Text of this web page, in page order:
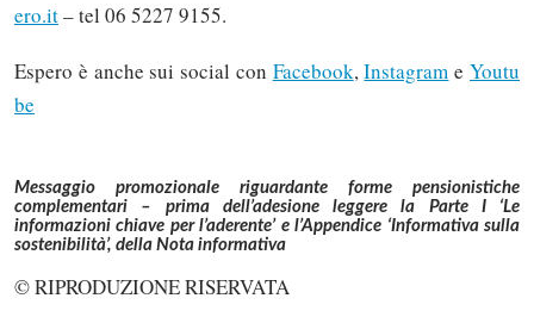
ero.it– tel 06 5227 9155.
Espero è anche sui social con Facebook,Instagram eYoutu
be
Messaggio promozionale riguardante forme pensionistiche
complementari – prima dell’adesione leggere la Parte I ‘Le
informazioni chiave per l’aderente’ e l’Appendice ‘Informativa sulla
sostenibilità’, della Nota informativa
© RIPRODUZIONE RISERVATA